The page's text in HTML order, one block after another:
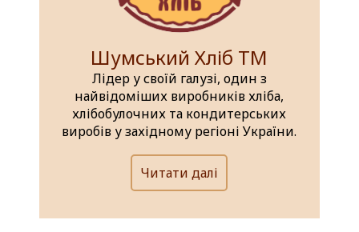
Шумський Хліб ТМ
Лідер у своїй галузі, один з
найвідоміших виробників хліба,
хлібобулочних та кондитерських
виробів у західному регіоні України.
Читати далі